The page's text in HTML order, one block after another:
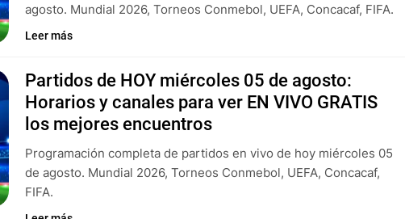
agosto. Mundial 2026, Torneos Conmebol, UEFA, Concacaf, FIFA.
Leer más
Partidos de HOY miércoles 05 de agosto:
Horarios y canales para ver EN VIVO GRATIS
los mejores encuentros
Programación completa de partidos en vivo de hoy miércoles 05
de agosto. Mundial 2026, Torneos Conmebol, UEFA, Concacaf,
FIFA.